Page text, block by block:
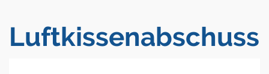
Luftkissenabschuss